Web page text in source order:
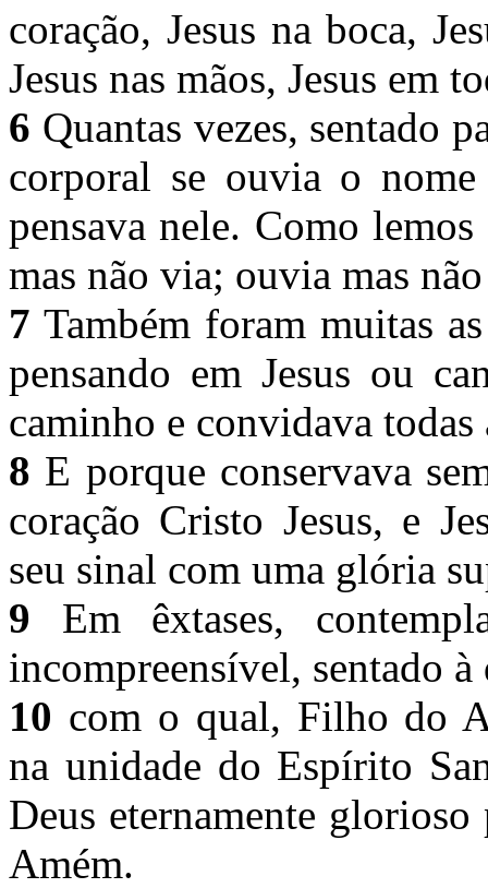
coração, Jesus na boca,
Jesus nas mãos, Jesus em
6 Quantas vezes, sentado
corporal se ouvia o
pensava nele. Como
mas não via; ouvia mas
7 Também foram muitas
pensando em Jesus ou
caminho e convidava
8 E porque conservava
coração Cristo Jesus, e
seu sinal com uma glória
9 Em êxtases,
incompreensível, sentado
10 com o qual, Filho do
na unidade do Espírito
Deus eternamente
Amém.